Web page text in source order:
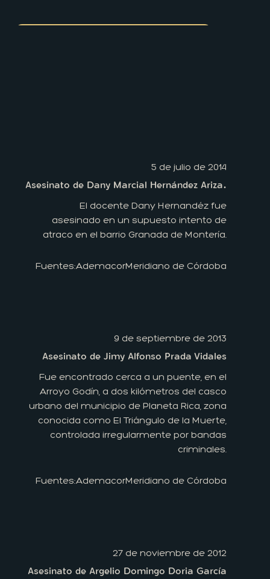
5 de julio de 2014
Asesinato de Dany Marcial Hernández Ariza.
El docente Dany Hernandéz fue
asesinado en un supuesto intento de
atraco en el barrio Granada de Montería.
Fuentes:AdemacorMeridiano de Córdoba
9 de septiembre de 2013
Asesinato de Jimy Alfonso Prada Vidales
Fue encontrado cerca a un puente, en el
Arroyo Godín, a dos kilómetros del casco
urbano del municipio de Planeta Rica, zona
conocida como El Triángulo de la Muerte,
controlada irregularmente por bandas
criminales.
Fuentes:AdemacorMeridiano de Córdoba
27 de noviembre de 2012
Asesinato de Argelio Domingo Doria García